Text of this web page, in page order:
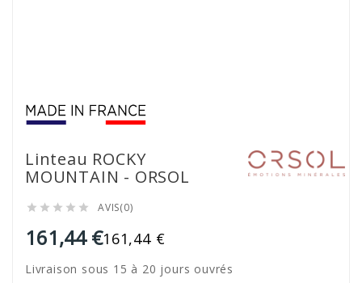
Linteau ROCKY
MOUNTAIN - ORSOL
     AVIS(0)
161,44 €161,44 €
Livraison sous 15 à 20 jours ouvrés